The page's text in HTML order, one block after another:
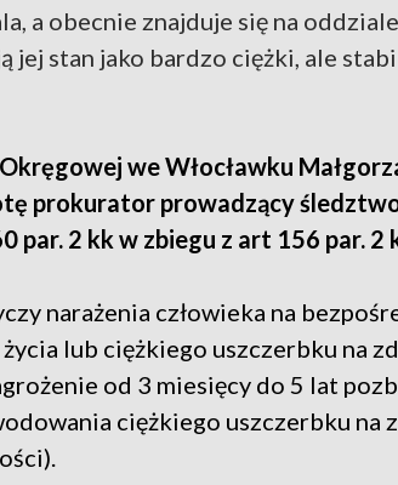
a obecnie znajduje się na
jej stan jako bardzo ciężki, ale
we Włocławku
prokurator prowadzący
par. 2 kk w zbiegu z art 156 par. 2
narażenia człowieka na
lub ciężkiego uszczerbku na
od 3 miesięcy do 5 lat
ciężkiego uszczerbku na